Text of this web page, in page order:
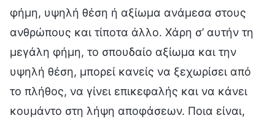
φήμη, υψηλή θέση ή αξίωμα ανάμεσα στους
ανθρώπους και τίποτα άλλο. Χάρη σ’ αυτήν τη
μεγάλη φήμη, το σπουδαίο αξίωμα και την
υψηλή θέση, μπορεί κανείς να ξεχωρίσει από
το πλήθος, να γίνει επικεφαλής και να κάνει
κουμάντο στη λήψη αποφάσεων. Ποια είναι,